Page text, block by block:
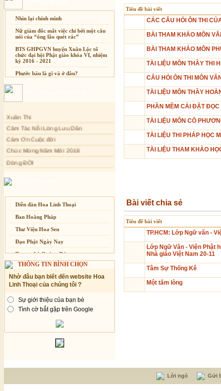
Nhìn lại chính mình
Nữ giám đốc mất việc chỉ bởi một câu
nói của “ông lão quét rác”
BTS GHPGVN huyện Xuân Lộc tổ
chức đại hội Phật giáo khóa VI, nhiệm
kỳ 2016 - 2021
Phước báu là gì và ở đâu?
Sự thương-ghét của con người
An Giang: Tịnh thất Quy Nguyên
phát quà từ thiện tại xã Cư Yang
Tịnh xá Ngọc Đăng khai giảng Thiền
dành cho Người bận rộn
Xuân Thi
Cảm Tác Nỗi Lòng Lưu Dân
Cảm Ơn Cuộc đời
Chúc Mừng Năm Mới 2018
Dòng ĐỜI
Chuông Ngân
Anh không chết đâu em
Kiếp này
Diễn đàn Hoa Linh Thoại
Ban Hoằng Pháp
Thư Viện Hoa Sen
Đạo Phật Ngày Nay
Trang nhà Quảng Đức
Báo Giác Ngộ
Vesak 2014
THÔNG TIN BÌNH CHỌN
Nhờ đâu bạn biết đến website Hoa
Linh Thoại của chúng tôi ?
Sự giới thiệu của bạn bè
Tình cờ bắt gặp trên Google
Tiêu đề bài viết
CÁC CÂU HỎI ÔN THI
BÀI THAM KHẢO MÔN
BÀI THAM KHẢO MÔN
TÀI LIỆU MÔN THẦY THI
CÂU HỎI ÔN THI MÔN
TÀI LIỆU MÔN THẦY
PHẦN MỀM CÀI ĐẶT ĐỌC
TÀI LIỆU MÔN CÔ
TÀI LIỆU THI PHÁP HỌC
TÀI LIỆU THAM KHẢO
Bài viết chia sẻ
Tiêu đề bài viết
TP.HCM: Lớp Ngữ văn -
Lớp Ngữ Văn - Viện Phật
Nhà giáo Việt Nam 20-11
Tâm Sự Thống Kê
Một tấm lòng
Lời ngỏ Gửi